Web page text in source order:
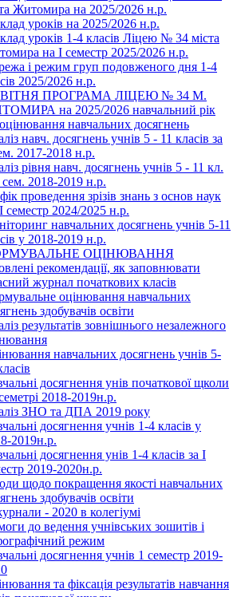
Житомира на 2025/2026 н.р.
уроків на 2025/2026 н.р.
уроків 1-4 класів Ліцею № 34 міста
на І семестр 2025/2026 н.р.
і режим груп подовженого дня 1-4
2025/2026 н.р.
ПРОГРАМА ЛІЦЕЮ № 34 М.
на 2025/2026 навчальний рік
навчальних досягнень
навч. досягнень учнів 5 - 11 класів за
2017-2018 н.р.
рівня навч. досягнень учнів 5 - 11 кл.
сем. 2018-2019 н.р.
проведення зрізів знань з основ наук
семестр 2024/2025 н.р.
навчальних досягнень учнів 5-11
у 2018-2019 н.р.
ОЦІНЮВАННЯ
рекомендації, як заповнювати
журнал початкових класів
оцінювання навчальних
здобувачів освіти
результатів зовнішнього незалежного
навчальних досягнень учнів 5-
досягнення унів початкової щколи
2018-2019н.р.
ЗНО та ДПА 2019 року
досягнення учнів 1-4 класів у
2019н.р.
досягнення унів 1-4 класів за І
2019-2020н.р.
щодо покращення якості навчальних
здобувачів освіти
- 2020 в колегіумі
до ведення учнівських зошитів і
режим
досягнення учнів 1 семестр 2019-
та фіксація результатів навчання